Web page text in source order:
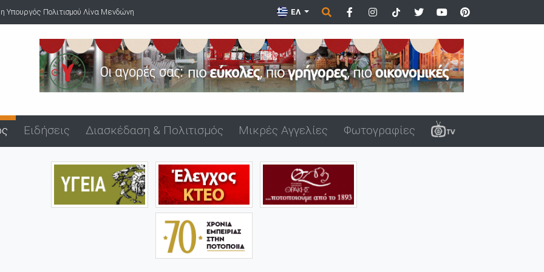
Μενδώνη Νέος φωτισμός LED στο οδικό δίκτυο της Περιφέρειας ΑΜΘ (vide...
ΕΛ
Ειδήσεις Διασκέδαση & Πολιτισμός Μικρές Αγγελίες Φωτογραφίες